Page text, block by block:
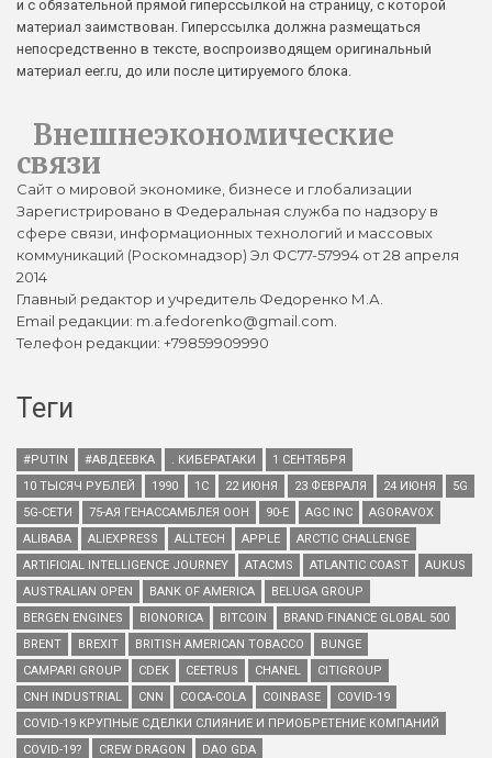
и с обязательной прямой гиперссылкой на страницу, с которой
материал заимствован. Гиперссылка должна размещаться
непосредственно в тексте, воспроизводящем оригинальный
материал eer.ru, до или после цитируемого блока.
Внешнеэкономические
связи
Сайт о мировой экономике, бизнесе и глобализации
Зарегистрировано в Федеральная служба по надзору в
сфере связи, информационных технологий и массовых
коммуникаций (Роскомнадзор) Эл ФС77-57994 от 28 апреля
2014
Главный редактор и учредитель Федоренко М.А.
Email редакции: m.a.fedorenko@gmail.com.
Телефон редакции: +79859909990
Теги
#PUTIN #АВДЕЕВКА . КИБЕРАТАКИ
1 СЕНТЯБРЯ
10 ТЫСЯЧ РУБЛЕЙ
1990 1С 22 ИЮНЯ 23 ФЕВРАЛЯ 24 ИЮНЯ
5G
5G-СЕТИ
75-АЯ ГЕНАССАМБЛЕЯ ООН 90-Е AGC INC
AGORAVOX
ALIBABA
ALIEXPRESS ALLTECH APPLE
ARCTIC CHALLENGE
ARTIFICIAL INTELLIGENCE JOURNEY
ATACMS ATLANTIC COAST
AUKUS
AUSTRALIAN OPEN
BANK OF AMERICA
BELUGA GROUP
BERGEN ENGINES
BIONORICA BITCOIN
BRAND FINANCE GLOBAL 500
BRENT
BREXIT BRITISH AMERICAN TOBACCO
BUNGE
CAMPARI GROUP
CDEK CEETRUS CHANEL
CITIGROUP
CNH INDUSTRIAL
CNN COCA-COLA COINBASE
COVID-19
COVID-19 КРУПНЫЕ СДЕЛКИ СЛИЯНИЕ И ПРИОБРЕТЕНИЕ КОМПАНИЙ
COVID-19?
CREW DRAGON DAO GDA